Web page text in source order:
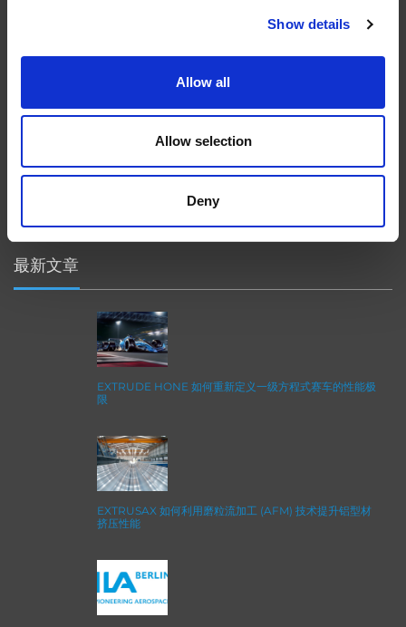
Show details
Allow all
Allow selection
Deny
精度。事实上，我们的 易趋宏公司（EXTRUDE HONE®） 机械加
工解决方案系列可以触及您看不到的零件表面，并且对其进行成型
加工和完善，从而提供可以衡量改善程度的业绩。
隐私政策
打印
一般条款和条件
最新文章
EXTRUDE HONE 如何重新定义一级方程式赛车的性能极
限
EXTRUSAX 如何利用磨粒流加工 (AFM) 技术提升铝型材
挤压性能